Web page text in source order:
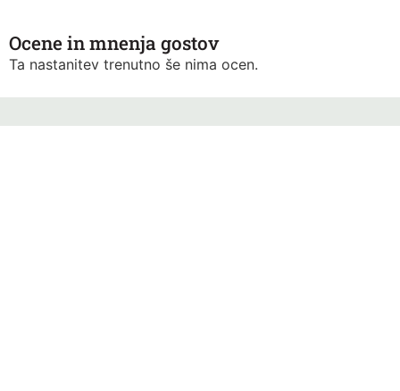
Ocene in mnenja gostov
Ta nastanitev trenutno še nima ocen.